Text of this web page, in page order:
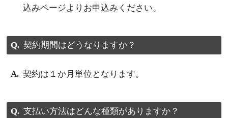
込みページよりお申込みください。
契約期間はどうなりますか？
契約は１か月単位となります。
支払い方法はどんな種類がありますか？